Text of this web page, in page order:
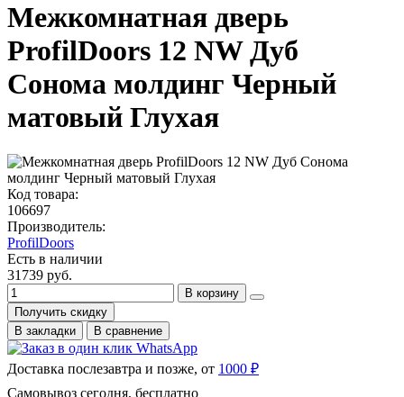
Межкомнатная дверь
ProfilDoors 12 NW Дуб
Сонома молдинг Черный
матовый Глухая
Код товара:
106697
Производитель:
ProfilDoors
Есть в наличии
31739 руб.
В корзину
Получить скидку
В закладки
В сравнение
Доставка послезавтра и позже, от 1000 ₽
Самовывоз сегодня, бесплатно